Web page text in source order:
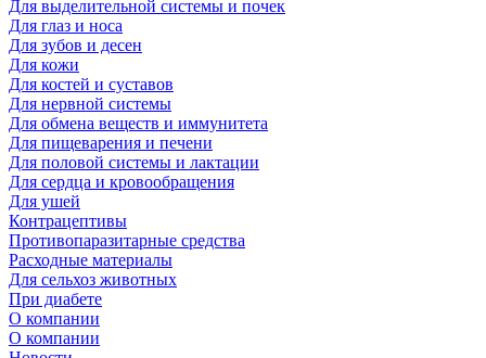
Для выделительной системы и почек
Для глаз и носа
Для зубов и десен
Для кожи
Для костей и суставов
Для нервной системы
Для обмена веществ и иммунитета
Для пищеварения и печени
Для половой системы и лактации
Для сердца и кровообращения
Для ушей
Контрацептивы
Противопаразитарные средства
Расходные материалы
Для сельхоз животных
При диабете
О компании
О компании